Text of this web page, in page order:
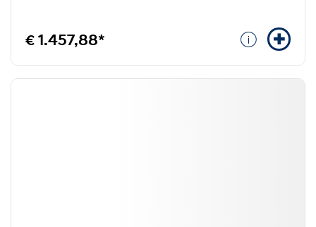
€ 1.457,88*